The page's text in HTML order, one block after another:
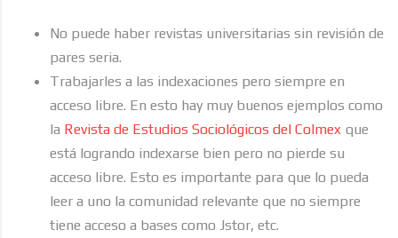
No puede haber revistas universitarias sin revisión de
pares seria.
Trabajarles a las indexaciones pero siempre en
acceso libre. En esto hay muy buenos ejemplos como
la Revista de Estudios Sociológicos del Colmex que
está logrando indexarse bien pero no pierde su
acceso libre. Esto es importante para que lo pueda
leer a uno la comunidad relevante que no siempre
tiene acceso a bases como Jstor, etc.